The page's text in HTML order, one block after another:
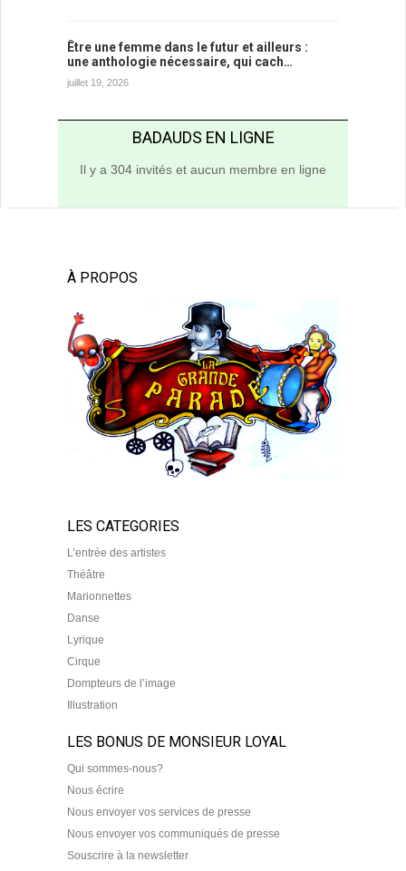
Être une femme dans le futur et ailleurs :
une anthologie nécessaire, qui cach…
juillet 19, 2026
BADAUDS EN LIGNE
Il y a 304 invités et aucun membre en ligne
À PROPOS
LES CATEGORIES
L’entrée des artistes
Théâtre
Marionnettes
Danse
Lyrique
Cirque
Dompteurs de l’image
Illustration
LES BONUS DE MONSIEUR LOYAL
Qui sommes-nous?
Nous écrire
Nous envoyer vos services de presse
Nous envoyer vos communiqués de presse
Souscrire à la newsletter